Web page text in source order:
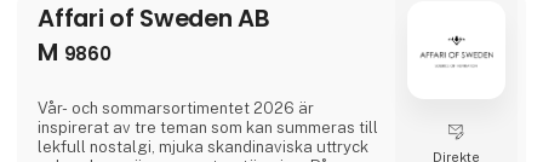
og skønne detaljer, der gør hver eneste slurk
Affari of Sweden AB
M 9860
Vår- och sommarsortimentet 2026 är
inspirerat av tre teman som kan summeras till
lekfull nostalgi, mjuka skandinaviska uttryck
Direkte